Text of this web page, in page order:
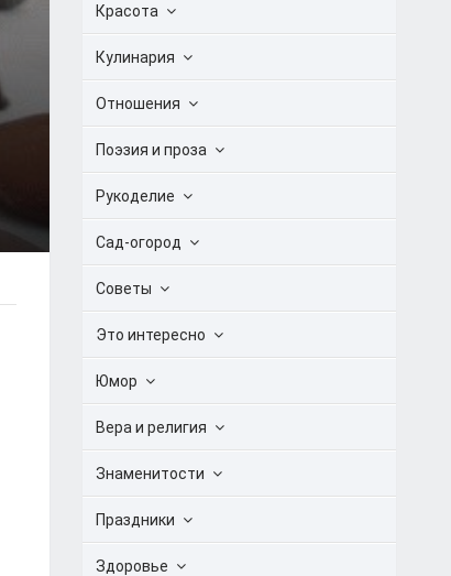
Красота
Кулинария
Отношения
Поэзия и проза
Рукоделие
Сад-огород
Советы
Это интересно
Юмор
Вера и религия
Знаменитости
Праздники
Здоровье